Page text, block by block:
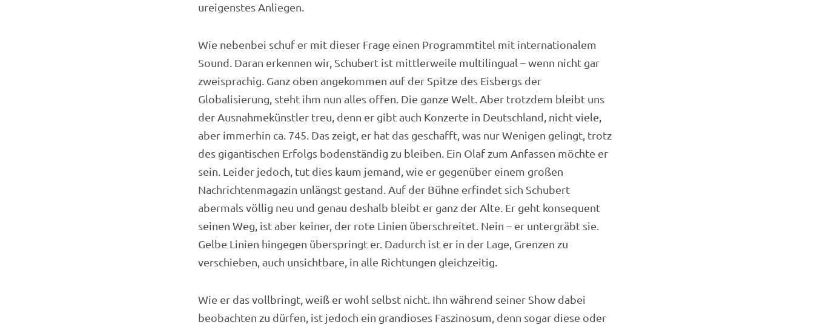
ureigenstes Anliegen.
Wie nebenbei schuf er mit dieser Frage einen Programmtitel mit internationalem
Sound. Daran erkennen wir, Schubert ist mittlerweile multilingual – wenn nicht gar
zweisprachig. Ganz oben angekommen auf der Spitze des Eisbergs der
Globalisierung, steht ihm nun alles offen. Die ganze Welt. Aber trotzdem bleibt uns
der Ausnahmekünstler treu, denn er gibt auch Konzerte in Deutschland, nicht viele,
aber immerhin ca. 745. Das zeigt, er hat das geschafft, was nur Wenigen gelingt, trotz
des gigantischen Erfolgs bodenständig zu bleiben. Ein Olaf zum Anfassen möchte er
sein. Leider jedoch, tut dies kaum jemand, wie er gegenüber einem großen
Nachrichtenmagazin unlängst gestand. Auf der Bühne erfindet sich Schubert
abermals völlig neu und genau deshalb bleibt er ganz der Alte. Er geht konsequent
seinen Weg, ist aber keiner, der rote Linien überschreitet. Nein – er untergräbt sie.
Gelbe Linien hingegen überspringt er. Dadurch ist er in der Lage, Grenzen zu
verschieben, auch unsichtbare, in alle Richtungen gleichzeitig.
Wie er das vollbringt, weiß er wohl selbst nicht. Ihn während seiner Show dabei
beobachten zu dürfen, ist jedoch ein grandioses Faszinosum, denn sogar diese oder